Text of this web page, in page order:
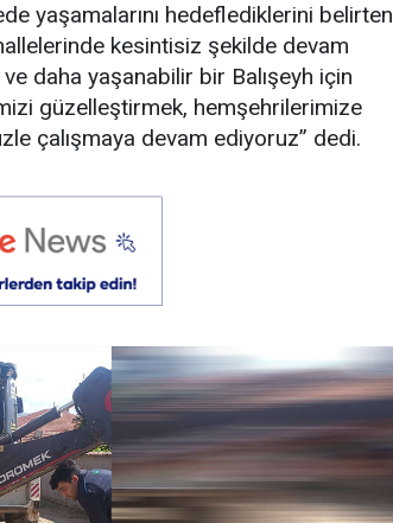
yaşamalarını hedeflediklerini belirten
kesintisiz şekilde devam
daha yaşanabilir bir Balışeyh için
güzelleştirmek, hemşehrilerimize
çalışmaya devam ediyoruz” dedi.